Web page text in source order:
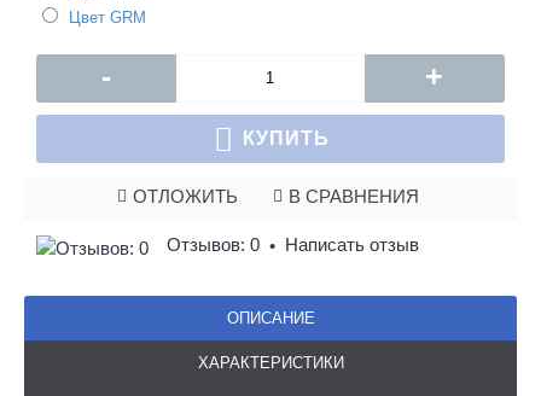
Цвет GRM
- +
КУПИТЬ
ОТЛОЖИТЬ В СРАВНЕНИЯ
Отзывов: 0 • Написать отзыв
ОПИСАНИЕ
ХАРАКТЕРИСТИКИ